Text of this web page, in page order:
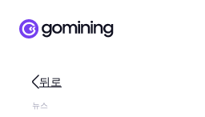
뒤로
뉴스